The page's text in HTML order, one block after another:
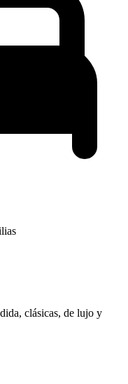
clásicas, de lujo y